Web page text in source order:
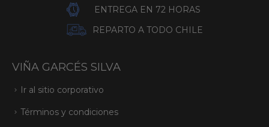
ENTREGA EN 72 HORAS
REPARTO A TODO CHILE
VIÑA GARCÉS SILVA
Ir al sitio corporativo
Términos y condiciones